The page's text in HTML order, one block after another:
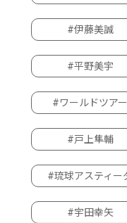
#伊藤美誠
#平野美宇
#ワールドツアー
#戸上隼輔
#琉球アスティー
#宇田幸矢